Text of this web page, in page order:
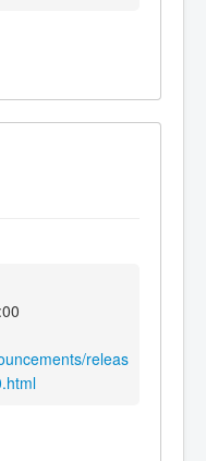
releas